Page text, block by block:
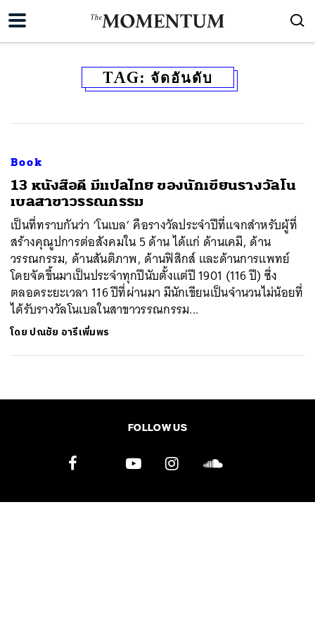
TAG: จัดอันดับ
Book
13 หนังสือดี มีแปลไทย ของนักเขียนรางวัลโน
เบลสาขาวรรณกรรม
เป็นที่ทราบกันว่า ‘โนเบล’ คือรางวัลประจำปีที่แจกสำหรับผู้ที่
สร้างคุณูปการต่อสังคมใน 5 ด้าน ได้แก่ ด้านเคมี, ด้าน
วรรณกรรม, ด้านสันติภาพ, ด้านฟิสิกส์ และด้านการแพทย์
โดยจัดขึ้นมาเป็นประจำทุกปีนับตั้งแต่ปี 1901 (116 ปี) ซึ่ง
ตลอดระยะเวลา 116 ปีที่ผ่านมา มีนักเขียนเป็นจำนวนไม่น้อยที่
ได้รับรางวัลโนเบลในสาขาวรรณกรรม...
โดย ปณชัย อารีเพิ่มพร
FOLLOW US
ค้นหา
SHARE